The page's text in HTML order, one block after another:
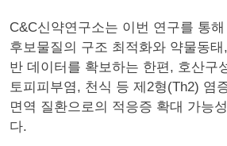
C&C신약연구소는 이번 연구를 통
후보물질의 구조 최적화와 약물동
반 데이터를 확보하는 한편, 호산구
토피피부염, 천식 등 제2형(Th2) 염
면역 질환으로의 적응증 확대 가능
다.